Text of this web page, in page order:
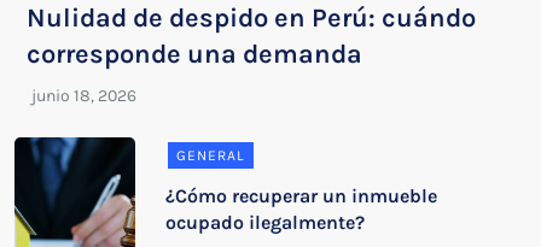
Nulidad de despido en Perú: cuándo
corresponde una demanda
GENERAL
¿Cómo recuperar un inmueble
ocupado ilegalmente?